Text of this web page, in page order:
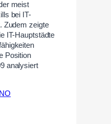
meist
bei IT-
Zudem zeigte
IT-Hauptstädte
Position
analysiert